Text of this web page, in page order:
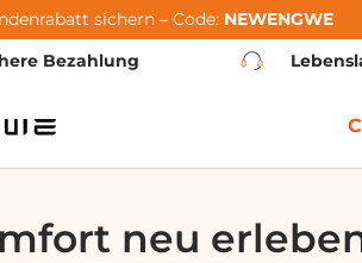
sichern – Code: NEWENGWE
Bezahlung
neu